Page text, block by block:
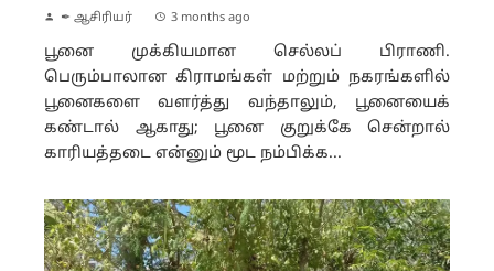
✒ ஆசிரியர் 3 months ago
பூனை முக்கியமான செல்லப் பிராணி.
பெரும்பாலான கிராமங்கள் மற்றும் நகரங்களில்
பூனைகளை வளர்த்து வந்தாலும், பூனையைக்
கண்டால் ஆகாது; பூனை குறுக்கே சென்றால்
காரியத்தடை என்னும் மூட நம்பிக்க...